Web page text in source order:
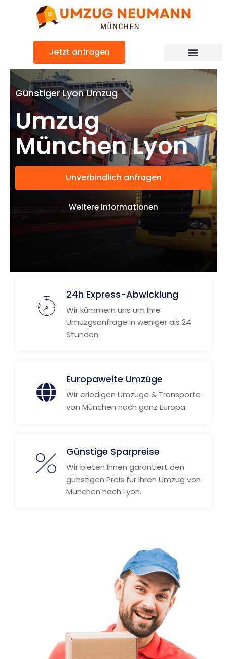
Jetzt anfragen
Günstiger Lyon Umzug
Umzug
München Lyon
Unverbindlich anfragen
Weitere Informationen
24h Express-Abwicklung
Wir kümmern uns um Ihre
Umuzgsanfrage in weniger als 24
Stunden.
Europaweite Umzüge
Wir erledigen Umzüge & Transporte
von München nach ganz Europa.
Günstige Sparpreise
Wir bieten Ihnen garantiert den
günstigen Preis für Ihren Umzug von
München nach Lyon.